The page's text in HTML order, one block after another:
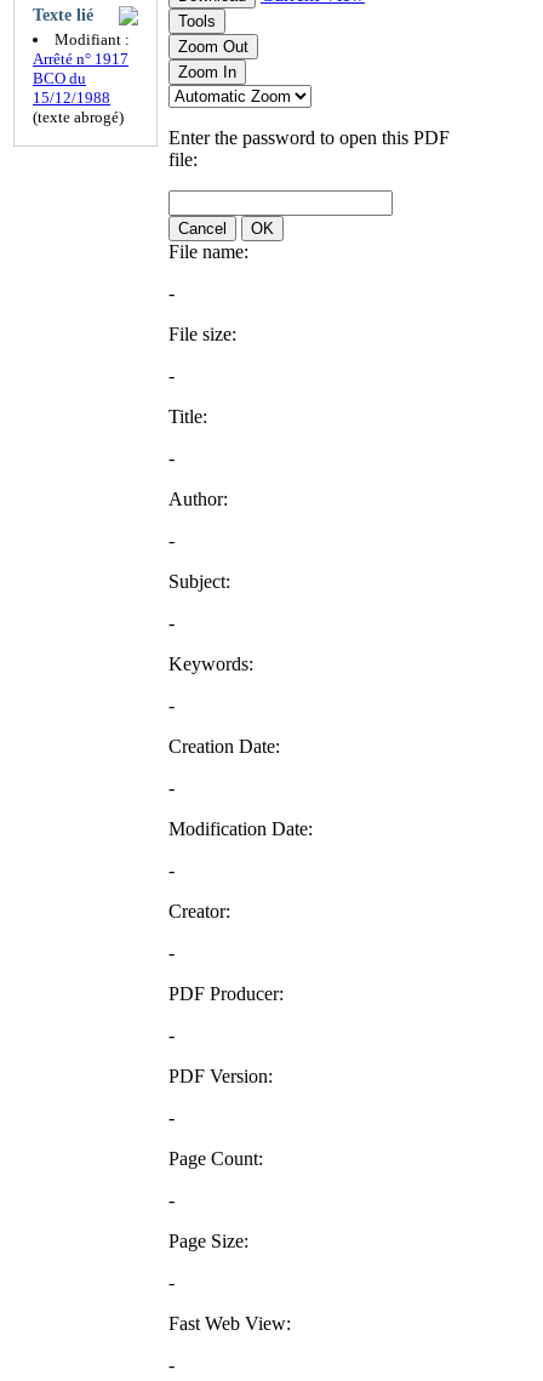
Texte lié
Modifiant :
Arrêté n° 1917
BCO du
15/12/1988
(texte abrogé)
Tools
Zoom Out
Zoom In
Enter the password to open this PDF
file:
Cancel OK
File name:
-
File size:
-
Title:
-
Author:
-
Subject:
-
Keywords:
-
Creation Date:
-
Modification Date:
-
Creator:
-
PDF Producer:
-
PDF Version:
-
Page Count:
-
Page Size:
-
Fast Web View:
-